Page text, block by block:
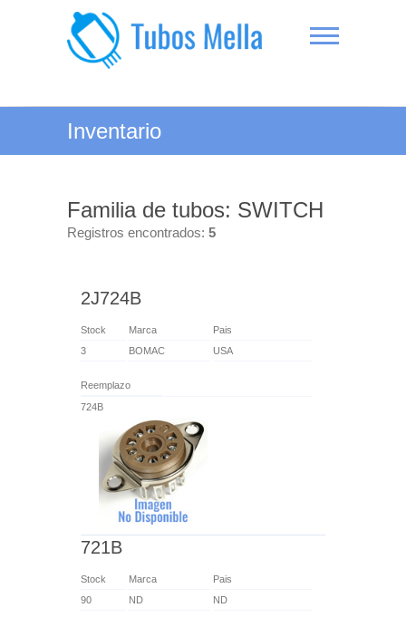
Tubos Mella
Inventario
Familia de tubos: SWITCH
Registros encontrados: 5
2J724B
Stock Marca
Pais
3
BOMAC USA
Reemplazo
724B
721B
Stock Marca
Pais
90
ND ND